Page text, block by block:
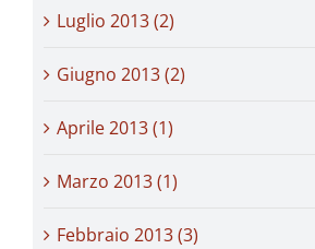
Luglio 2013 (2)
Giugno 2013 (2)
Aprile 2013 (1)
Marzo 2013 (1)
Febbraio 2013 (3)